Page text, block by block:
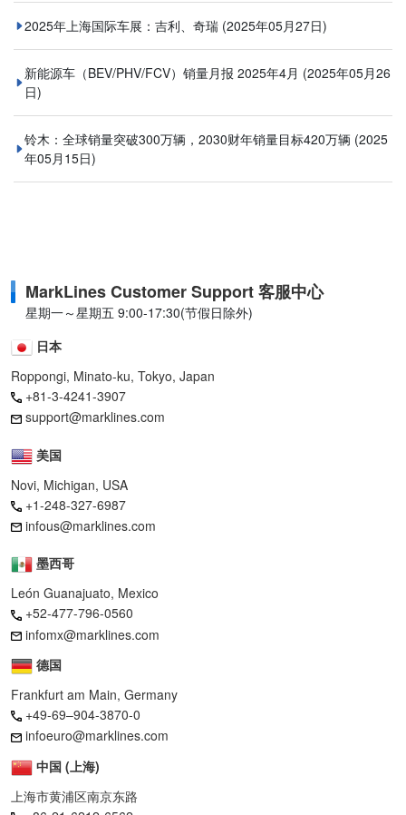
2025年上海国际车展：吉利、奇瑞 (2025年05月27日)
新能源车（BEV/PHV/FCV）销量月报 2025年4月 (2025年05月26
日)
铃木：全球销量突破300万辆，2030财年销量目标420万辆 (2025
年05月15日)
MarkLines Customer Support 客服中心
星期一～星期五 9:00-17:30(节假日除外)
日本
Roppongi, Minato-ku, Tokyo, Japan
+81-3-4241-3907
support@marklines.com
美国
Novi, Michigan, USA
+1-248-327-6987
infous@marklines.com
墨西哥
León Guanajuato, Mexico
+52-477-796-0560
infomx@marklines.com
德国
Frankfurt am Main, Germany
+49-69–904-3870-0
infoeuro@marklines.com
中国 (上海)
上海市黄浦区南京东路